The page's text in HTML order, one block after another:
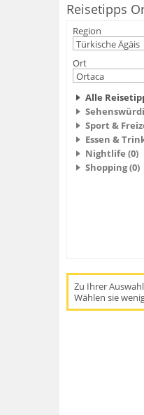
Reisetipps
Region
Ort
Alle
Sport &
Essen &
Nightlife (0)
Shopping (0)
Zu Ihrer
Wählen sie